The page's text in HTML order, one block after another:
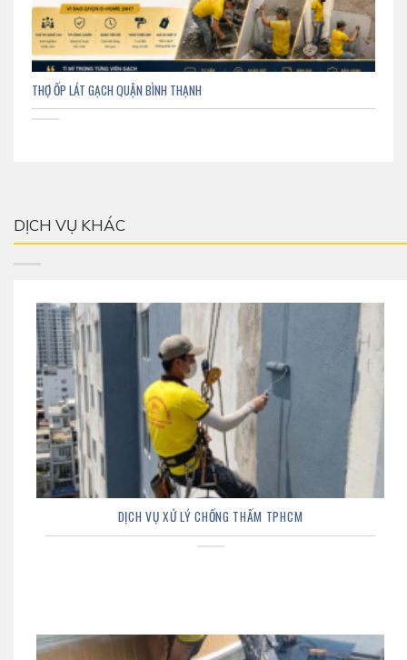
THỢ ỐP LÁT GẠCH QUẬN BÌNH THẠNH
DỊCH VỤ KHÁC
DỊCH VỤ XỬ LÝ CHỐNG THẤM TPHCM